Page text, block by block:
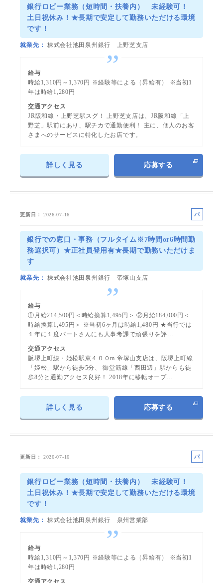
銀行ロビー業務（短時間・扶養内） 未経験可！
土日祝休み！★長期で安定して勤務いただける環境
です！
就業先 株式会社池田泉州銀行 上野芝支店
給与
時給1,310円～1,370円 ※経験等による（昇給有） ※当初1
年は時給1,280円
交通アクセス
JR阪和線・上野芝駅スグ！ 上野芝支店は、JR阪和線「上
野芝」駅前にあり、駅チカで通勤便利！ 主に、個人のお客
さまへのサービスに特化したお店です。
詳しく見る 応募する
更新日 2026-07-16
パ
ト
銀行での窓口・事務（フルタイム※7時間or6時間勤
務選択可）★正社員登用有★長期で勤務いただけま
す
就業先 株式会社池田泉州銀行 帝塚山支店
給与
①月給214,500円＜時給換算1,495円＞ ②月給184,000円＜
時給換算1,495円＞ ※当初6ヶ月は時給1,480円 ★当行では
１年に１度パートさんにも人事考課で頑張りを評…
交通アクセス
阪堺上町線・姫松駅東４００m 帝塚山支店は、阪堺上町線
「姫松」駅から徒歩5分、 御堂筋線「西田辺」駅からも徒
歩8分と通勤アクセス良好！ 2018年に移転オープ…
詳しく見る 応募する
更新日 2026-07-16
パ
銀行ロビー業務（短時間・扶養内） 未経験可！
土日祝休み！★長期で安定して勤務いただける環境
です！
就業先 株式会社池田泉州銀行 泉州営業部
給与
時給1,310円～1,370円 ※経験等による（昇給有） ※当初1
年は時給1,280円